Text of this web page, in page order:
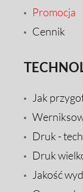
Promocja
Cennik
Jak
Druk -
Druk
Jakość